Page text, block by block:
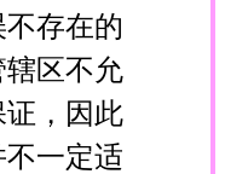
存在的
区不允
，因此
一定适